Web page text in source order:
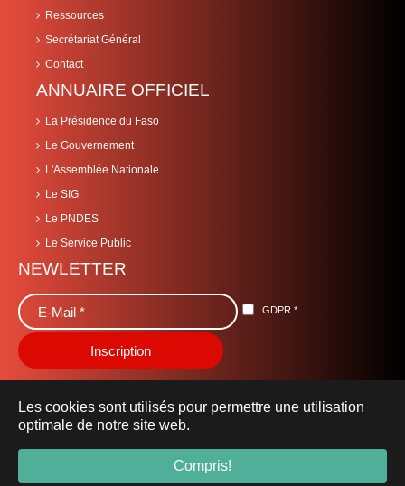
Les cookies sont utilisés pour permettre une utilisation
optimale de notre site web.
Compris!
Ressources
Secrétariat Général
Contact
ANNUAIRE OFFICIEL
La Présidence du Faso
Le Gouvernement
L'Assemblée Nationale
Le SIG
Le PNDES
Le Service Public
NEWLETTER
GDPR *
- Tous droits réservés.